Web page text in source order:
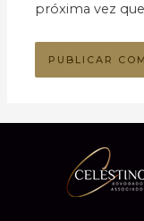
próxima vez